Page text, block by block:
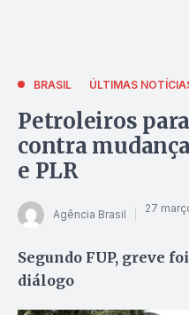
BRASIL ÚLTIMAS
Petroleiros
contra
e PLR
Agência Brasil 27
Segundo FUP, greve
diálogo